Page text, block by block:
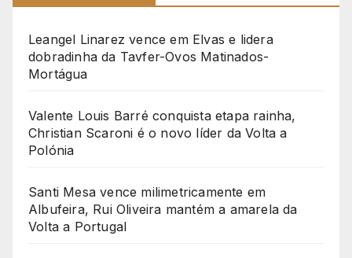
Leangel Linarez vence em Elvas e lidera
dobradinha da Tavfer-Ovos Matinados-
Mortágua
Valente Louis Barré conquista etapa rainha,
Christian Scaroni é o novo líder da Volta a
Polónia
Santi Mesa vence milimetricamente em
Albufeira, Rui Oliveira mantém a amarela da
Volta a Portugal